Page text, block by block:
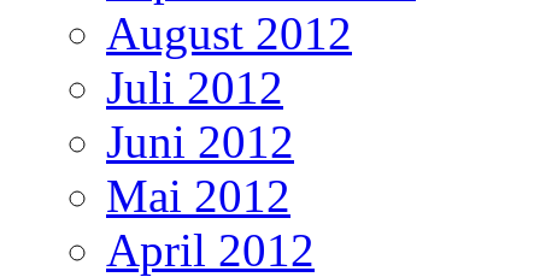
August 2012
Juli 2012
Juni 2012
Mai 2012
April 2012